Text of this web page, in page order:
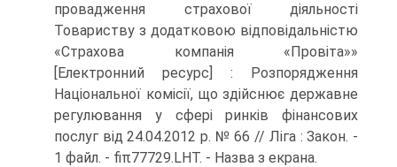
провадження страхової діяльності
Товариству з додатковою відповідальністю
«Страхова компанія «Провіта»»
[Електронний ресурс] : Розпорядження
Національної комісії, що здійснює державне
регулювання у сфері ринків фінансових
послуг від 24.04.2012 р. № 66 // Ліга : Закон. -
1 файл. - fiπ77729.LHT. - Назва з екрана.